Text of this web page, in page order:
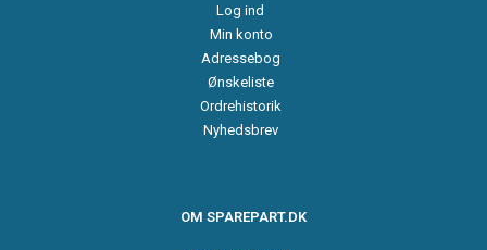
Log ind
Min konto
Adressebog
Ønskeliste
Ordrehistorik
Nyhedsbrev
OM SPAREPART.DK